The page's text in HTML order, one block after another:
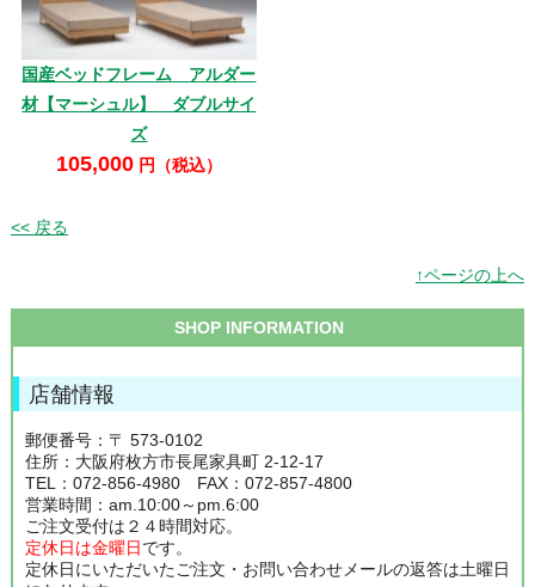
国産ベッドフレーム アルダー
材【マーシュル】 ダブルサイ
ズ
105,000円（税込）
<< 戻る
↑ページの上へ
SHOP INFORMATION
店舗情報
郵便番号：〒 573-0102
住所：大阪府枚方市長尾家具町 2-12-17
TEL：072-856-4980 FAX：072-857-4800
営業時間：am.10:00～pm.6:00
ご注文受付は２４時間対応。
定休日は金曜日です。
定休日にいただいたご注文・お問い合わせメールの返答は土曜日